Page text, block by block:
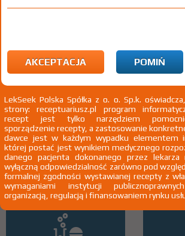
100%
Pacjenci 65+
3)Pacjenci do ukończenia 18 roku życia
Wszystkie dawki leku
AKCEPTACJA POMIŃ
LekSeek Polska Spółka z o. o. Sp.k.
strony: receptuariusz.pl program
recept jest tylko narzędziem
sporządzenie recepty, a zastosowanie
dawce jest w każdym wypadku elementem
której postać jest wynikiem medycznego
danego pacjenta dokonanego przez
wyłączną odpowiedzialność zarówno pod
formalnej zgodności wystawianej recepty z
wymaganiami instytucji
organizacją, regulacją i finansowaniem rynku